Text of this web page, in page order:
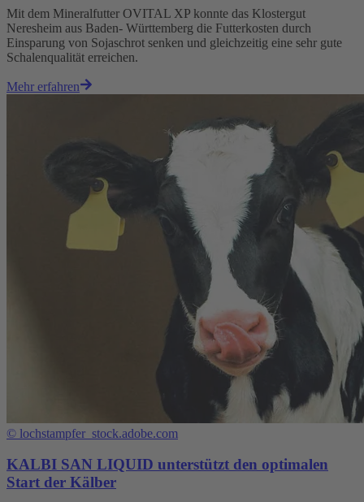
Mit dem Mineralfutter OVITAL XP konnte das Klostergut
Neresheim aus Baden- Württemberg die Futterkosten durch
Einsparung von Sojaschrot senken und gleichzeitig eine sehr gute
Schalenqualität erreichen.
Mehr erfahren
© lochstampfer_stock.adobe.com
KALBI SAN LIQUID unterstützt den optimalen
Start der Kälber